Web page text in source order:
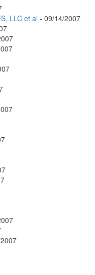
LLC et al - 09/14/2007